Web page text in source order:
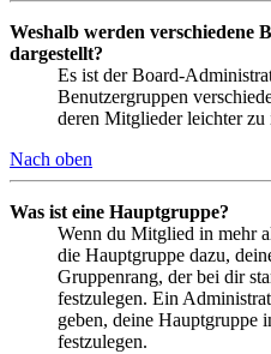
Weshalb werden verschiedene
dargestellt?
Es ist der Board-
Benutzergruppen
deren Mitglieder leichter
Nach oben
Was ist eine Hauptgruppe?
Wenn du Mitglied in mehr
die Hauptgruppe dazu,
Gruppenrang, der bei dir
festzulegen. Ein
geben, deine Hauptgruppe
festzulegen.